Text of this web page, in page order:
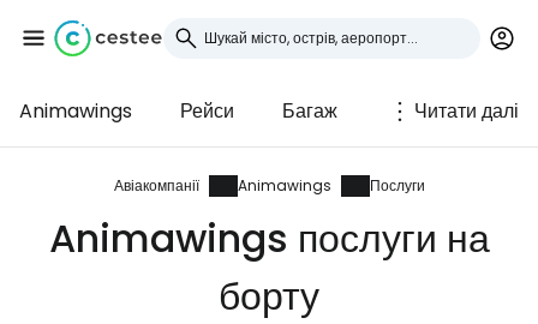
Animawings Рейси Багаж Читати далі
Авіакомпанії Animawings Послуги
Animawings послуги на
борту
Увійдіть до Cestee
... світова туристична спільнота
Продовжуйте з Google